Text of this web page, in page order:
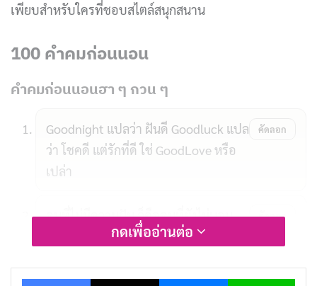
เพียบสำหรับใครที่ชอบสไตล์สนุกสนาน
100 คำคมก่อนนอน
คำคมก่อนนอนฮา ๆ กวน ๆ
Goodnight แปลว่า ฝันดี Goodluck แปล
ว่า โชคดี แต่รักที่ดี ใช่ GoodLove หรือ
เปล่า
คัดลอก
คนที่ไม่มีความฝัน ก็คือคนที่ยังไม่นอน คัดลอก
นอน
กดเพื่ออ่านต่อ
Facebook X Messenger Line